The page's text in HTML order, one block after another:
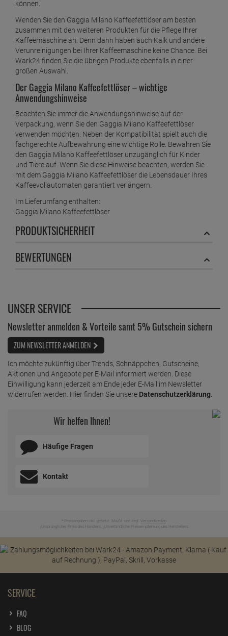
können.
Wenden Sie den Gaggia Milano Kaffeefettlöser am besten
zusammen mit den weiteren Produkten für die Pflege Ihrer
Kaffeemaschine an. Denn dann haben auch Kalk und andere
Verunreinigungen bei Ihrer Kaffeemaschine keine Chance. Bei
Wark24 finden Sie die übrigen Produkte ebenfalls in einer
großen Auswahl.
Der Gaggia Milano Kaffeefettlöser – wichtige
Anwendungshinweise
Beachten Sie immer die Anwendungshinweise auf der
Verpackung, wenn Sie den Gaggia Milano Kaffeefettlöser
verwenden möchten. Neben der Kompatibilität spielt auch die
fachgerechte Aufbewahrung eine wichtige Rolle. Bewahren Sie
den Gaggia Milano Kaffeefettlöser unzugänglich für Kinder
und Tiere auf. Wenn Sie diese Hinweise beachten, werden Sie
mit dem Gaggia Milano Kaffeefettlöser die Lebensdauer Ihres
Kaffeevollautomaten garantiert verlängern.
Im Lieferumfang enthalten:
Gaggia Milano Kaffeefettlöser
PRODUKTSICHERHEIT
BEWERTUNGEN
UNSER SERVICE
Newsletter anmelden & Vorteile samt 5% Gutschein sichern
ZUM NEWSLETTER ANMELDEN
Ich möchte zukünftig über Trends, Schnäppchen, Gutscheine,
Aktionen und Angebote per E-Mail informiert werden. Diese
Einwilligung kann jederzeit am Ende jeder E-Mail im Newsletter
widerrufen werden. Hier finden Sie unsere Datenschutzerklärung.
Wir helfen Ihnen!
Häufige Fragen
Kontakt
* Preisangaben inkl. gesetzl. MwSt. und zzgl. Versandkosten
Ursprünglicher Preis des Händlers, Unverbindliche Preisempfehlung des Herstellers
SERVICE
FAQ
BLOG